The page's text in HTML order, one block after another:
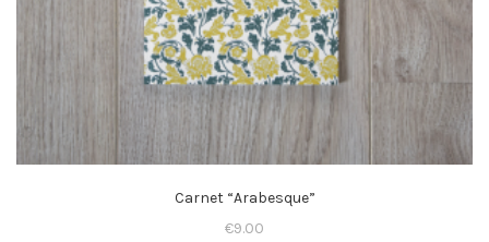
Carnet “Arabesque”
€9.00